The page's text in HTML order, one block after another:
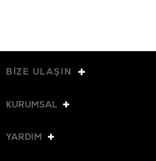
BİZE ULAŞIN
KURUMSAL
YARDIM